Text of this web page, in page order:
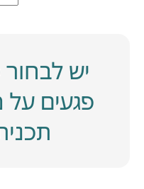
יש
פגעים